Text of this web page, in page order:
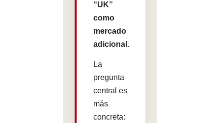
“UK”
como
mercado
adicional.
La
pregunta
central es
más
concreta: